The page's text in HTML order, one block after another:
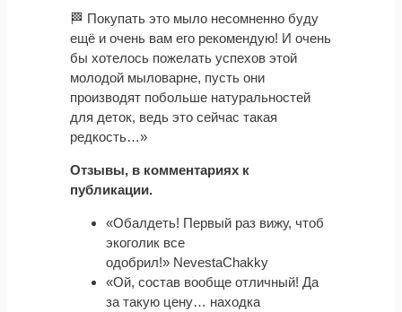
🏁 Покупать это мыло несомненно буду
ещё и очень вам его рекомендую! И очень
бы хотелось пожелать успехов этой
молодой мыловарне, пусть они
производят побольше натуральностей
для деток, ведь это сейчас такая
редкость…»
Отзывы, в комментариях к
публикации.
«Обалдеть! Первый раз вижу, чтоб
экоголик все
одобрил!» NevestaChakky
«Ой, состав вообще отличный! Да
за такую цену… находка